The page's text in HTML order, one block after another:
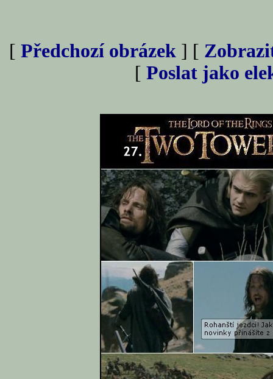
[ Předchozí obrázek ] [
[ Poslat jako